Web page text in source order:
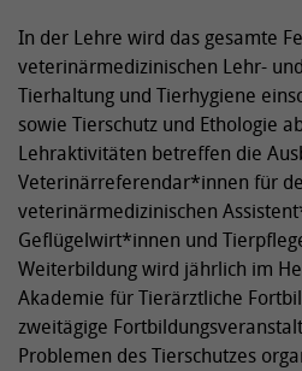
In der Lehre wird das gesamte
veterinärmedizinischen Lehr-
Tierhaltung und Tierhygiene
sowie Tierschutz und Ethologie
Lehraktivitäten betreffen die
Veterinärreferendar*innen für
veterinärmedizinischen
Geflügelwirt*innen und
Weiterbildung wird jährlich im
Akademie für Tierärztliche
zweitägige
Problemen des Tierschutzes